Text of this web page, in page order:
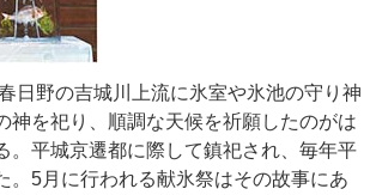
日野の吉城川上流に氷室や氷池の守り神
神を祀り、順調な天候を祈願したのがは
。平城京遷都に際して鎮祀され、毎年平
。5月に行われる献氷祭はその故事にあ